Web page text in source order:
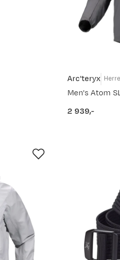
Arc'teryx Herre
Men's Atom
price
2 939,-